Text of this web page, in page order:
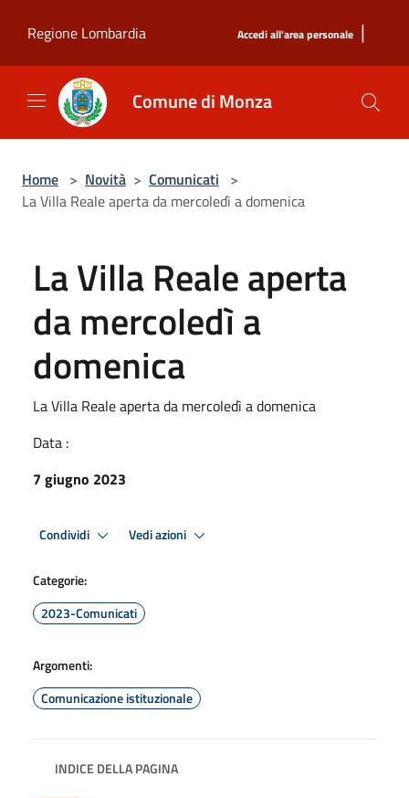
Regione Lombardia
Accedi all'area personale |
Comune di Monza
Home > Novità > Comunicati >
La Villa Reale aperta da mercoledì a domenica
La Villa Reale aperta
da mercoledì a
domenica
La Villa Reale aperta da mercoledì a domenica
Data :
7 giugno 2023
Condividi Vedi azioni
Categorie:
2023-Comunicati
Argomenti:
Comunicazione istituzionale
INDICE DELLA PAGINA